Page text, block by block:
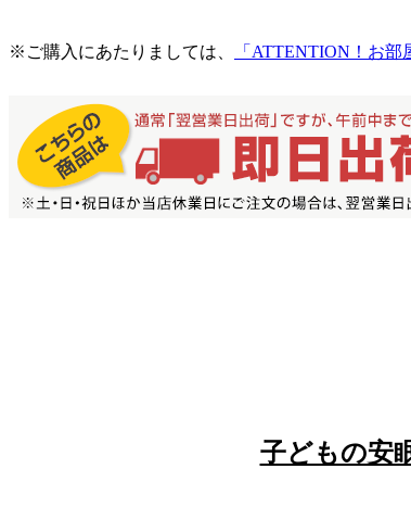
※ご購入にあたりましては、 「ATTENTION！お部
子どもの安